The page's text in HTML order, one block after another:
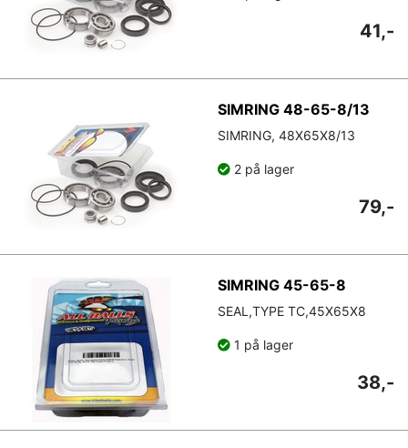
41,-
SIMRING 48-65-8/13
SIMRING, 48X65X8/13
2 på lager
79,-
SIMRING 45-65-8
SEAL,TYPE TC,45X65X8
1 på lager
38,-